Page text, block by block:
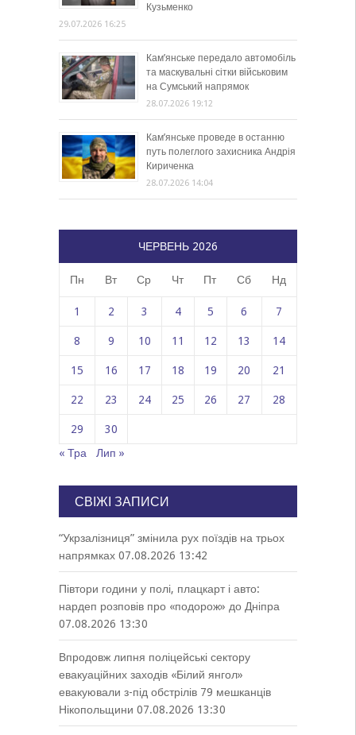
Кузьменко
29.07.2026 16:25
Кам’янське передало автомобіль
та маскувальні сітки військовим
на Сумський напрямок
28.07.2026 19:12
Кам’янське проведе в останню
путь полеглого захисника Андрія
Кириченка
28.07.2026 14:04
ЧЕРВЕНЬ 2026
Пн Вт Ср Чт Пт Сб Нд
1 2 3 4 5 6 7
8 9 10 11 12 13 14
15 16 17 18 19 20 21
22 23 24 25 26 27 28
29
30
« Тра
Лип »
СВІЖІ ЗАПИСИ
“Укрзалізниця” змінила рух поїздів на трьох
напрямках 07.08.2026 13:42
Півтори години у полі, плацкарт і авто:
нардеп розповів про «подорож» до Дніпра
07.08.2026 13:30
Впродовж липня поліцейські сектору
евакуаційних заходів «Білий янгол»
евакуювали з-під обстрілів 79 мешканців
Нікопольщини 07.08.2026 13:30